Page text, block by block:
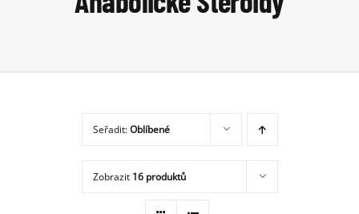
Laboratorní TestySeřadit:Oblíbené
Zobrazit 16 produktů